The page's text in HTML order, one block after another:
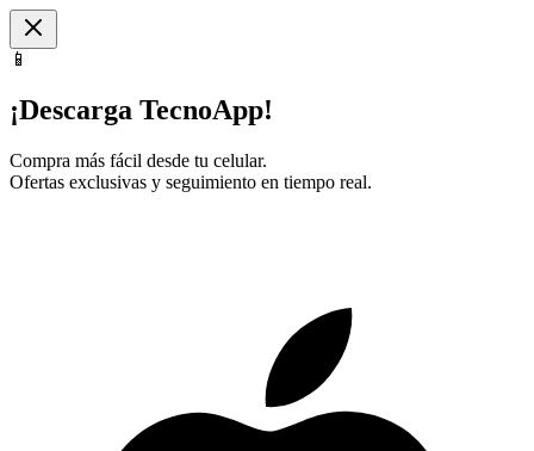
📱
¡Descarga TecnoApp!
Compra más fácil desde tu celular.
Ofertas exclusivas y seguimiento en tiempo real.